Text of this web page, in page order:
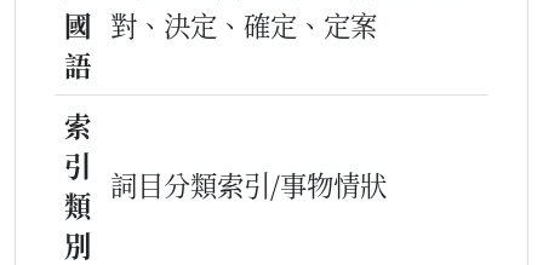
國
語
對、決定、確定、定案
索
引
類
別
詞目分類索引/事物情狀